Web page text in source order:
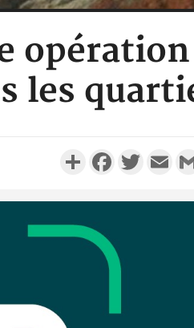
les
PartagerFacebookTwitter
Côte d'Ivoire :
réussi du 66e